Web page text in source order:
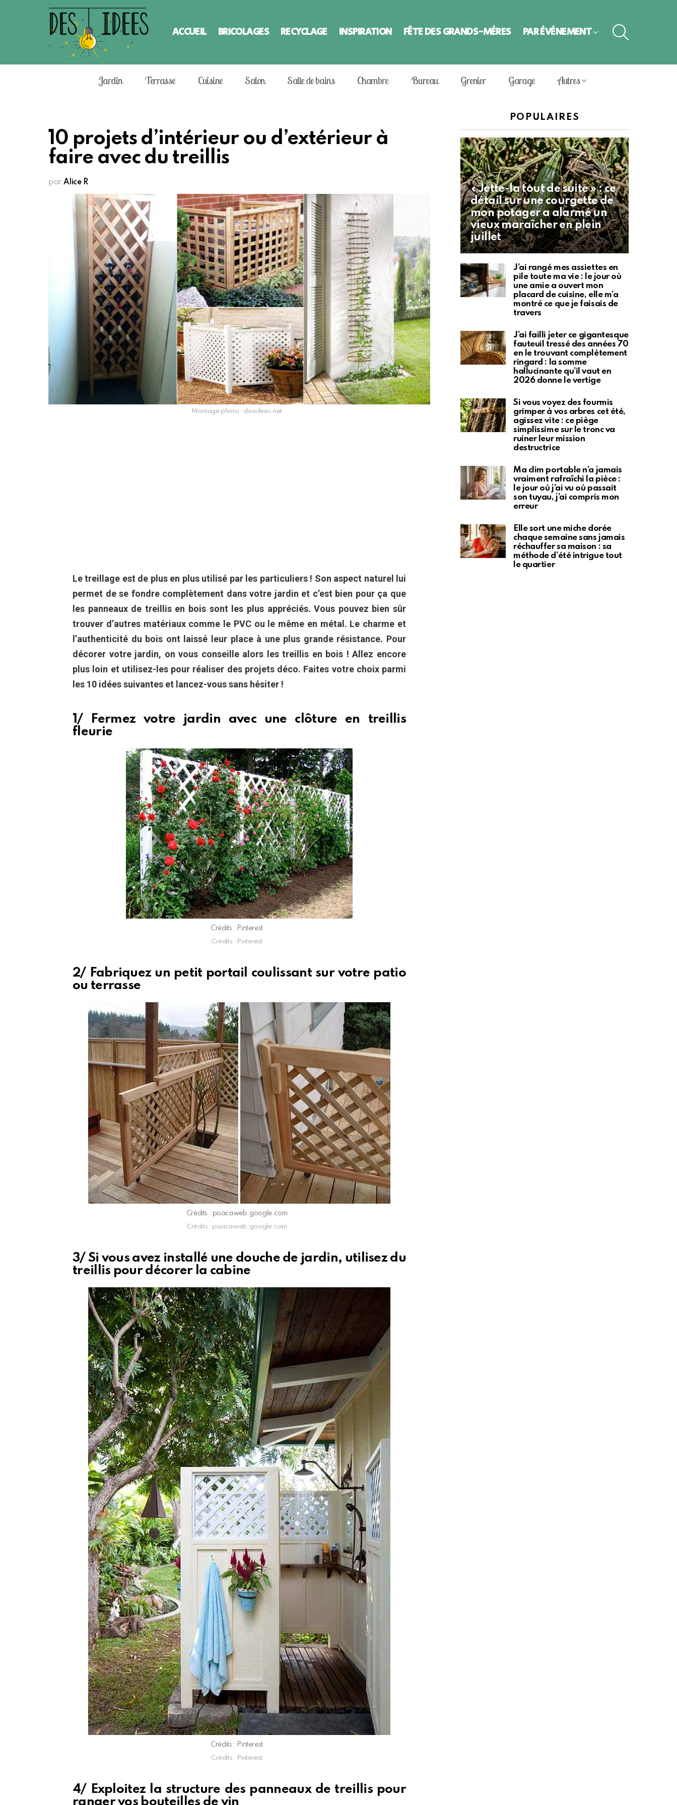
ACCUEIL BRICOLAGES RECYCLAGE INSPIRATION FÊTE DES GRANDS-MÈRES PAR ÉVÈNEMENT
Jardin Terrasse Cuisine Salon Salle de bains Chambre Bureau Grenier Garage Autres
10 projets d’intérieur ou d’extérieur à
faire avec du treillis
par Alice R
Montage photo : desidees.net
Le treillage est de plus en plus utilisé par les particuliers ! Son aspect naturel lui
permet de se fondre complètement dans votre jardin et c’est bien pour ça que
les panneaux de treillis en bois sont les plus appréciés. Vous pouvez bien sûr
trouver d’autres matériaux comme le PVC ou le même en métal. Le charme et
l’authenticité du bois ont laissé leur place à une plus grande résistance. Pour
décorer votre jardin, on vous conseille alors les treillis en bois ! Allez encore
plus loin et utilisez-les pour réaliser des projets déco. Faites votre choix parmi
les 10 idées suivantes et lancez-vous sans hésiter !
1/ Fermez votre jardin avec une clôture en treillis
fleurie
Crédits : Pinterest
Crédits : Pinterest
2/ Fabriquez un petit portail coulissant sur votre patio
ou terrasse
Crédits : pisacaweb.google.com
Crédits : pisacaweb.google.com
3/ Si vous avez installé une douche de jardin, utilisez du
treillis pour décorer la cabine
Crédits : Pinterest
Crédits : Pinterest
4/ Exploitez la structure des panneaux de treillis pour
ranger vos bouteilles de vin
POPULAIRES
« Jette-la tout de suite » : ce
détail sur une courgette de
mon potager a alarmé un
vieux maraîcher en plein
juillet
J’ai rangé mes assiettes en
pile toute ma vie : le jour où
une amie a ouvert mon
placard de cuisine, elle m’a
montré ce que je faisais de
travers
J’ai failli jeter ce gigantesque
fauteuil tressé des années 70
en le trouvant complètement
ringard : la somme
hallucinante qu’il vaut en
2026 donne le vertige
Si vous voyez des fourmis
grimper à vos arbres cet été,
agissez vite : ce piège
simplissime sur le tronc va
ruiner leur mission
destructrice
Ma clim portable n’a jamais
vraiment rafraîchi la pièce :
le jour où j’ai vu où passait
son tuyau, j’ai compris mon
erreur
Elle sort une miche dorée
chaque semaine sans jamais
réchauffer sa maison : sa
méthode d’été intrigue tout
le quartier